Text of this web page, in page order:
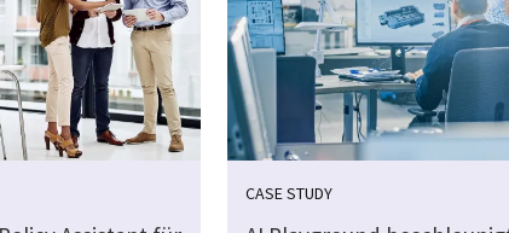
CASE STUDY